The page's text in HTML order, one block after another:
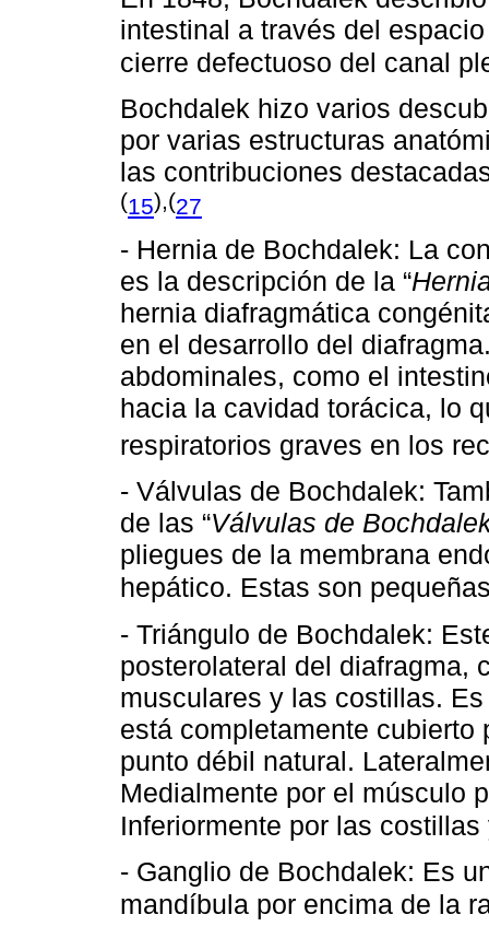
intestinal a través del
cierre defectuoso del canal
Bochdalek hizo varios
por varias estructuras
las contribuciones
(15),(27
- Hernia de Bochdalek: La
es la descripción de la “
hernia diafragmática
en el desarrollo del
abdominales, como el
hacia la cavidad torácica, lo
respiratorios graves en los
- Válvulas de Bochdalek:
de las “Válvulas de
pliegues de la membrana
hepático. Estas son
- Triángulo de Bochdalek:
posterolateral del diafragma,
musculares y las costillas.
está completamente
punto débil natural.
Medialmente por el músculo
Inferiormente por las
- Ganglio de Bochdalek: Es
mandíbula por encima de la